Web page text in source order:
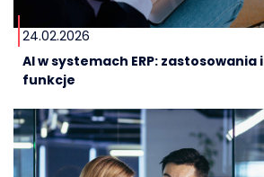
24.02.2026
AI w systemach ERP: zastosowania i
funkcje